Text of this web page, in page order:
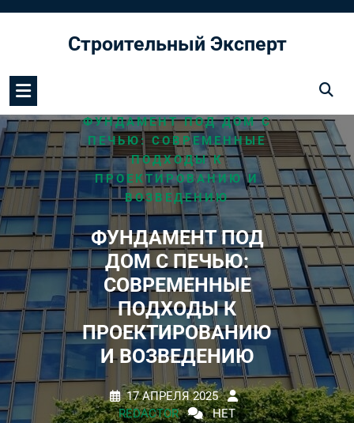
содержимомуСтроительный Эксперт
ФУНДАМЕНТ ПОД ДОМ С
ПЕЧЬЮ: СОВРЕМЕННЫЕ
ПОДХОДЫ К
ПРОЕКТИРОВАНИЮ И
ВОЗВЕДЕНИЮ
ФУНДАМЕНТ ПОД
ДОМ С ПЕЧЬЮ:
СОВРЕМЕННЫЕ
ПОДХОДЫ К
ПРОЕКТИРОВАНИЮ
И ВОЗВЕДЕНИЮ
17 АПРЕЛЯ 2025
REDACTOR
НЕТ